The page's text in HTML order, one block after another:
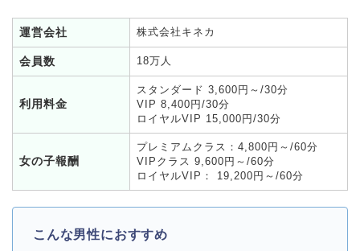
運営会社 株式会社キネカ
会員数 18万人
利用料金
スタンダード 3,600円～/30分
VIP 8,400円/30分
ロイヤルVIP 15,000円/30分
女の子報酬
プレミアムクラス：4,800円～/60分
VIPクラス 9,600円～/60分
ロイヤルVIP： 19,200円～/60分
こんな男性におすすめ